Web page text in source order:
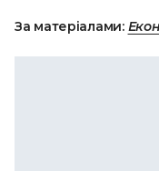
За матеріалами: